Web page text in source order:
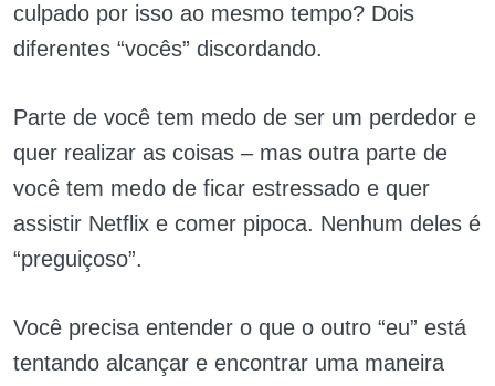
culpado por isso ao mesmo tempo? Dois
diferentes “vocês” discordando.
Parte de você tem medo de ser um perdedor e
quer realizar as coisas – mas outra parte de
você tem medo de ficar estressado e quer
assistir Netflix e comer pipoca. Nenhum deles é
“preguiçoso”.
Você precisa entender o que o outro “eu” está
tentando alcançar e encontrar uma maneira